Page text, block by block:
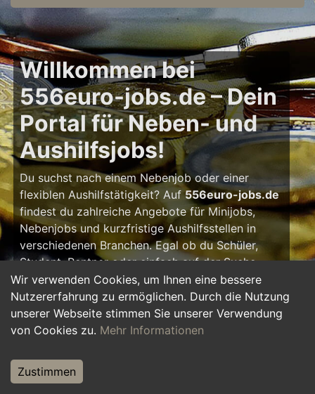
Wir verwenden Cookies, um Ihnen eine bessere
Nutzererfahrung zu ermöglichen. Durch die Nutzung
unserer Webseite stimmen Sie unserer Verwendung
von Cookies zu. Mehr Informationen
Zustimmen
Willkommen bei
556euro-jobs.de – Dein
Portal für Neben- und
Aushilfsjobs!
Du suchst nach einem Nebenjob oder einer
flexiblen Aushilfstätigkeit? Auf556euro-jobs.de
findest du zahlreiche Angebote für Minijobs,
Nebenjobs und kurzfristige Aushilfsstellen in
verschiedenen Branchen. Egal ob du Schüler,
Student, Rentner oder einfach auf der Suche
nach einem kleinen Zusatzverdienst bist – hier
findest du die passende Tätigkeit, die zu deinem
Zeitplan passt.
Ein Nebenjob oder Aushilfsjob bietet viele